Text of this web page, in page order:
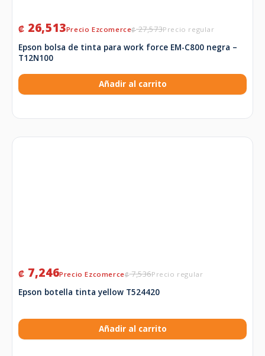
₡27,573
₡ 26,513
Epson bolsa de tinta para work force EM-C800 negra –
T12N100
Añadir al carrito
₡7,536
₡ 7,246
Epson botella tinta yellow T524420
Añadir al carrito